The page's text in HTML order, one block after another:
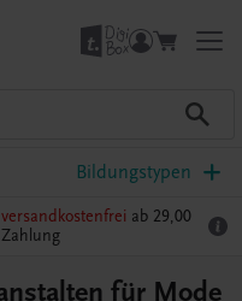
Bildungstypen
ab 29,00
für Mode